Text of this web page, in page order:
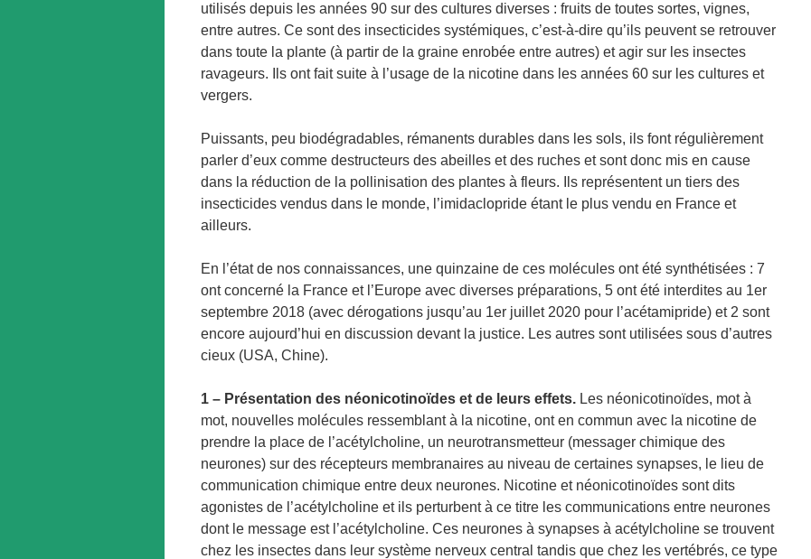
utilisés depuis les années 90 sur des cultures diverses : fruits de toutes sortes, vignes,
entre autres. Ce sont des insecticides systémiques, c’est-à-dire qu’ils peuvent se retrouver
dans toute la plante (à partir de la graine enrobée entre autres) et agir sur les insectes
ravageurs. Ils ont fait suite à l’usage de la nicotine dans les années 60 sur les cultures et
vergers.
Puissants, peu biodégradables, rémanents durables dans les sols, ils font régulièrement
parler d’eux comme destructeurs des abeilles et des ruches et sont donc mis en cause
dans la réduction de la pollinisation des plantes à fleurs. Ils représentent un tiers des
insecticides vendus dans le monde, l’imidaclopride étant le plus vendu en France et
ailleurs.
En l’état de nos connaissances, une quinzaine de ces molécules ont été synthétisées : 7
ont concerné la France et l’Europe avec diverses préparations, 5 ont été interdites au 1er
septembre 2018 (avec dérogations jusqu’au 1er juillet 2020 pour l’acétamipride) et 2 sont
encore aujourd’hui en discussion devant la justice. Les autres sont utilisées sous d’autres
cieux (USA, Chine).
1 – Présentation des néonicotinoïdes et de leurs effets. Les néonicotinoïdes, mot à
mot, nouvelles molécules ressemblant à la nicotine, ont en commun avec la nicotine de
prendre la place de l’acétylcholine, un neurotransmetteur (messager chimique des
neurones) sur des récepteurs membranaires au niveau de certaines synapses, le lieu de
communication chimique entre deux neurones. Nicotine et néonicotinoïdes sont dits
agonistes de l’acétylcholine et ils perturbent à ce titre les communications entre neurones
dont le message est l’acétylcholine. Ces neurones à synapses à acétylcholine se trouvent
chez les insectes dans leur système nerveux central tandis que chez les vertébrés, ce type